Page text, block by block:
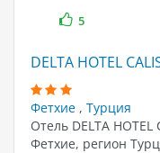
5
DELTA HOTEL
Фетхие , Турция
Отель DELTA
Фетхие, регион